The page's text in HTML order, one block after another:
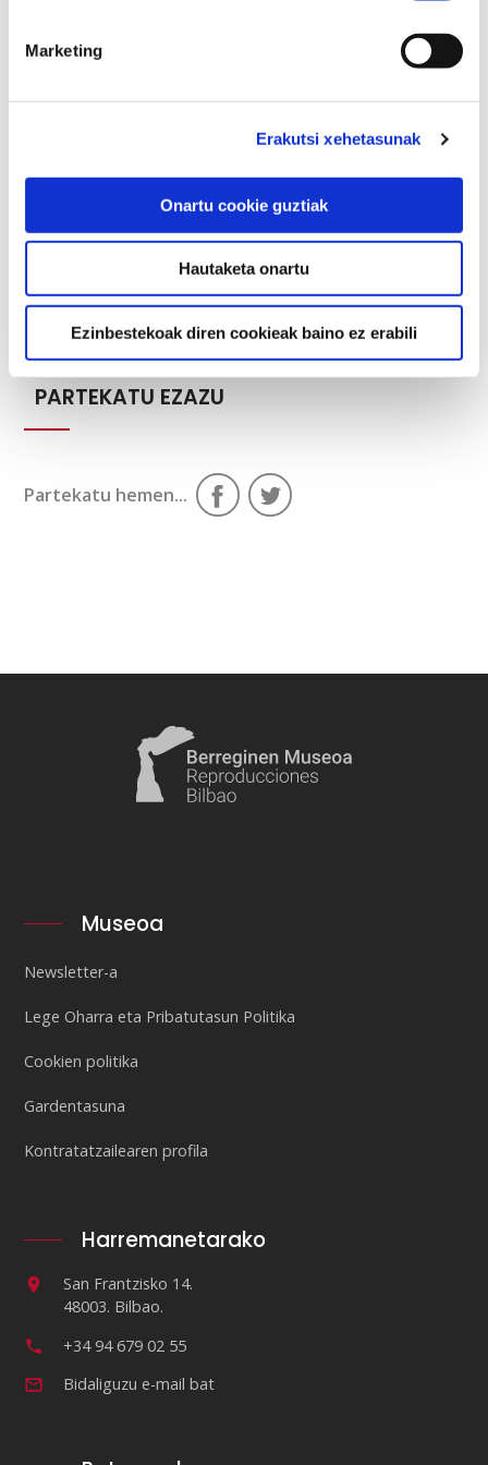
Marketing
Erakutsi xehetasunak
Onartu cookie guztiak
Hautaketa onartu
Ezinbestekoak diren cookieak baino ez erabili
2026ko Abuztuaren 22tik Abuztuaren 30ra
Bilboko Berreginen Museoak doako sarrera
eskainiko du Aste...
PARTEKATU EZAZU
Partekatu hemen...
Museoa
Newsletter-a
Lege Oharra eta Pribatutasun Politika
Cookien politika
Gardentasuna
Kontratatzailearen profila
Harremanetarako
San Frantzisko 14.
48003. Bilbao.
+34 94 679 02 55
Bidaliguzu e-mail bat